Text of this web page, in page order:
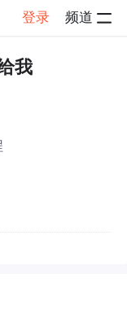
登录 频道
我